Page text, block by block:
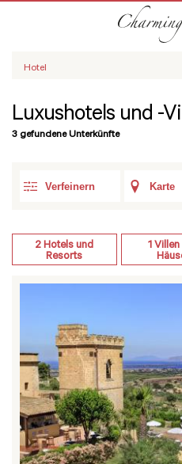
Hotel
Luxushotels und -
3 gefundene Unterkünfte
Verfeinern Karte
2 Hotels und
Resorts
1Villen